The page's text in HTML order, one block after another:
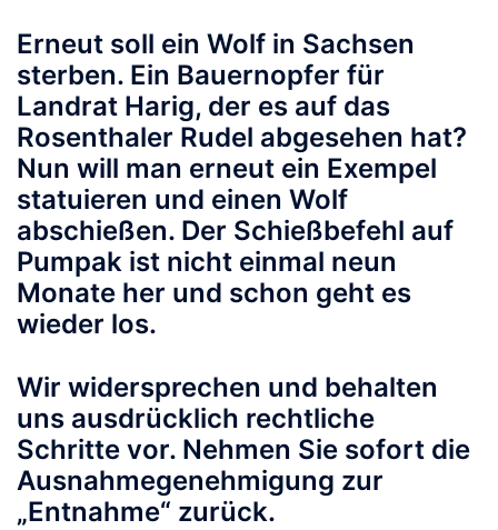
Erneut soll ein Wolf in Sachsen
sterben. Ein Bauernopfer für
Landrat Harig, der es auf das
Rosenthaler Rudel abgesehen hat?
Nun will man erneut ein Exempel
statuieren und einen Wolf
abschießen. Der Schießbefehl auf
Pumpak ist nicht einmal neun
Monate her und schon geht es
wieder los.
Wir widersprechen und behalten
uns ausdrücklich rechtliche
Schritte vor. Nehmen Sie sofort die
Ausnahmegenehmigung zur
„Entnahme“ zurück.